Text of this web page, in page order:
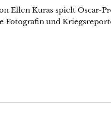
Ellen Kuras spielt Oscar-
Fotografin und